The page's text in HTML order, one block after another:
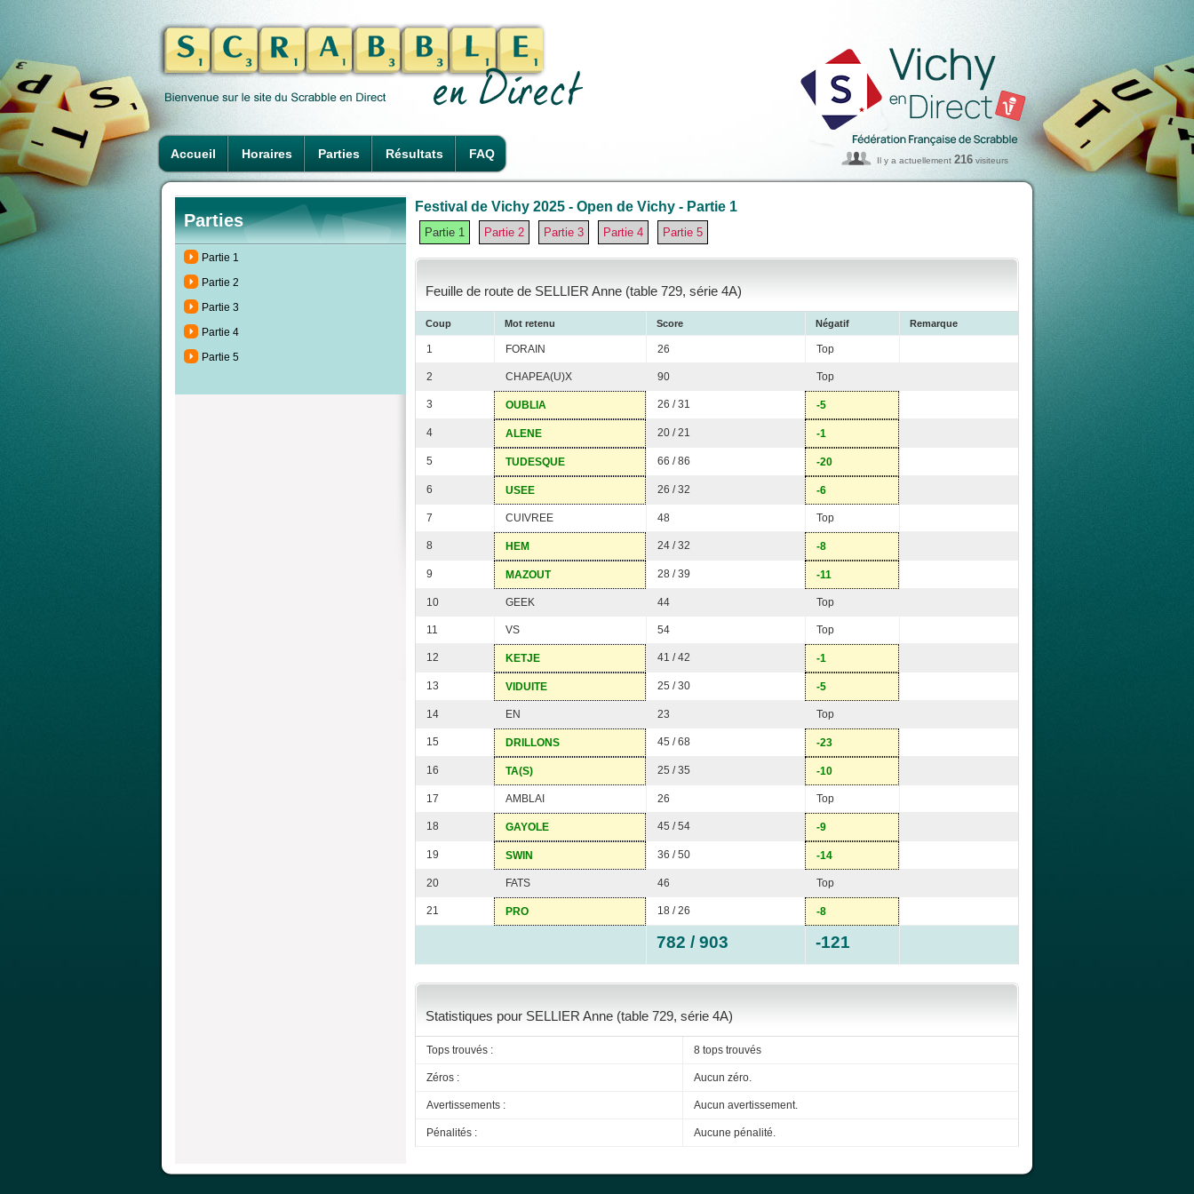
Accueil Horaires Parties Résultats FAQ Il y a actuellement 216 visiteurs
Parties
Partie 1
Partie 2
Partie 3
Partie 4
Partie 5
Festival de Vichy 2025 - Open de Vichy - Partie 1
Partie 1 Partie 2 Partie 3 Partie 4 Partie 5
Feuille de route de SELLIER Anne (table 729, série 4A)
Coup Mot retenu Score Négatif Remarque
1 FORAIN 26 Top
2 CHAPEA(U)X 90 Top
3 OUBLIA 26 / 31 -5
4 ALENE 20 / 21 -1
5 TUDESQUE 66 / 86 -20
6 USEE 26 / 32 -6
7 CUIVREE 48 Top
8 HEM 24 / 32 -8
9 MAZOUT 28 / 39 -11
10 GEEK 44 Top
11 VS 54 Top
12 KETJE 41 / 42 -1
13 VIDUITE 25 / 30 -5
14 EN 23 Top
15 DRILLONS 45 / 68 -23
16 TA(S) 25 / 35 -10
17 AMBLAI 26 Top
18 GAYOLE 45 / 54 -9
19 SWIN 36 / 50 -14
20 FATS 46 Top
21 PRO 18 / 26 -8
782 / 903 -121
Statistiques pour SELLIER Anne (table 729, série 4A)
Tops trouvés : 8 tops trouvés
Zéros : Aucun zéro.
Avertissements : Aucun avertissement.
Pénalités : Aucune pénalité.